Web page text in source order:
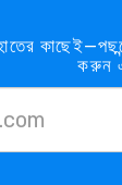
করুন